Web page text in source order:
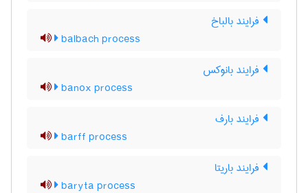
فرایند بالباخ
balbach process
فرایند بانوکس
banox process
فرایند بارف
barff process
فرایند باریتا
baryta process